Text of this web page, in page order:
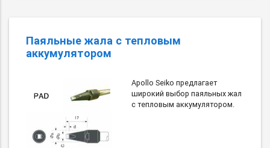
Паяльные жала с тепловым
аккумулятором
Apollo Seiko предлагает
широкий выбор паяльных жал
с тепловым аккумулятором.